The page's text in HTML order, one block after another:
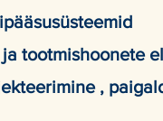
ja tootmishoonete
,